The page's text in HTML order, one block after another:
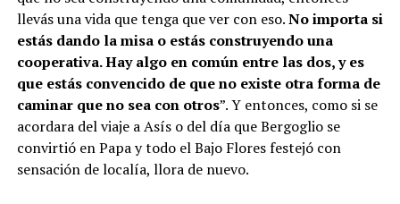
llevás una vida que tenga que ver con eso.No importa si
estás dando la misa o estás construyendo una
cooperativa. Hay algo en común entre las dos, y es
que estás convencido de que no existe otra forma de
caminar que no sea con otros”. Y entonces, como si se
acordara del viaje a Asís o del día que Bergoglio se
convirtió en Papa y todo el Bajo Flores festejó con
sensación de localía, llora de nuevo.